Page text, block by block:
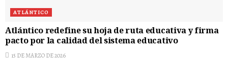
ATLÁNTICO
Atlántico redefine su hoja de ruta educativa y firma
pacto por la calidad del sistema educativo
15 DE MARZO DE 2026